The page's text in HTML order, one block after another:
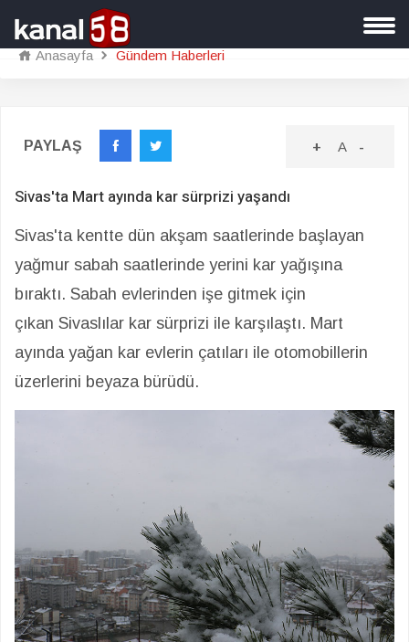
Anasayfa Gündem Haberleri
PAYLAŞ + A -
Sivas'ta Mart ayında kar sürprizi yaşandı
Sivas'ta kentte dün akşam saatlerinde başlayan
yağmur sabah saatlerinde yerini kar yağışına
bıraktı. Sabah evlerinden işe gitmek için
çıkan Sivaslılar kar sürprizi ile karşılaştı. Mart
ayında yağan kar evlerin çatıları ile otomobillerin
üzerlerini beyaza bürüdü.